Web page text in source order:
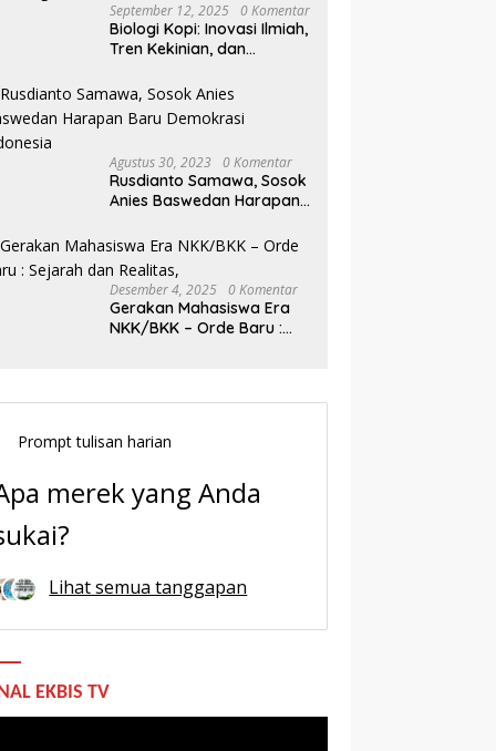
September 12, 2025 0 Komentar
Biologi Kopi: Inovasi Ilmiah,
Tren Kekinian, dan
Tengah Dinamika Politik
Agraria
Agustus 30, 2023 0 Komentar
Rusdianto Samawa, Sosok
Anies Baswedan Harapan
Desember 4, 2025 0 Komentar
Gerakan Mahasiswa Era
NKK/BKK – Orde Baru :
Prompt tulisan harian
merek yang Anda
Lihat semua tanggapan
EKBIS TV